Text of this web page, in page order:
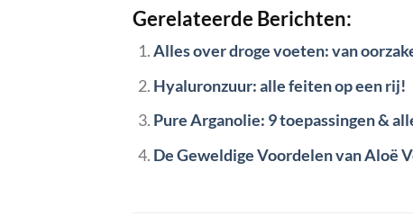
Gerelateerde Berichten:
Alles over droge voeten: van
Hyaluronzuur: alle feiten op een rij!
Pure Arganolie: 9 toepassingen &
De Geweldige Voordelen van Aloë